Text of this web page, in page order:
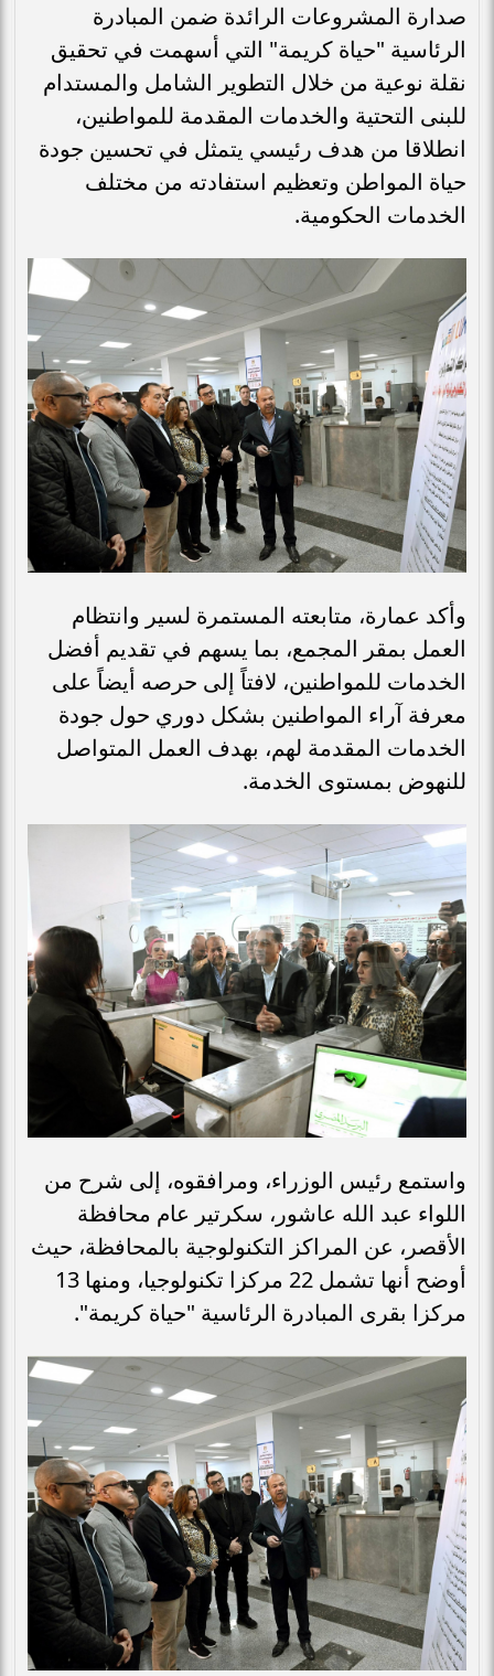
صدارة المشروعات الرائدة ضمن المبادرة
الرئاسية "حياة كريمة" التي أسهمت في تحقيق
نقلة نوعية من خلال التطوير الشامل والمستدام
للبنى التحتية والخدمات المقدمة للمواطنين،
انطلاقا من هدف رئيسي يتمثل في تحسين جودة
حياة المواطن وتعظيم استفادته من مختلف
الخدمات الحكومية.
وأكد عمارة، متابعته المستمرة لسير وانتظام
العمل بمقر المجمع، بما يسهم في تقديم أفضل
الخدمات للمواطنين، لافتاً إلى حرصه أيضاً على
معرفة آراء المواطنين بشكل دوري حول جودة
الخدمات المقدمة لهم، بهدف العمل المتواصل
للنهوض بمستوى الخدمة.
واستمع رئيس الوزراء، ومرافقوه، إلى شرح من
اللواء عبد الله عاشور، سكرتير عام محافظة
الأقصر، عن المراكز التكنولوجية بالمحافظة، حيث
أوضح أنها تشمل 22 مركزا تكنولوجيا، ومنها 13
مركزا بقرى المبادرة الرئاسية "حياة كريمة".